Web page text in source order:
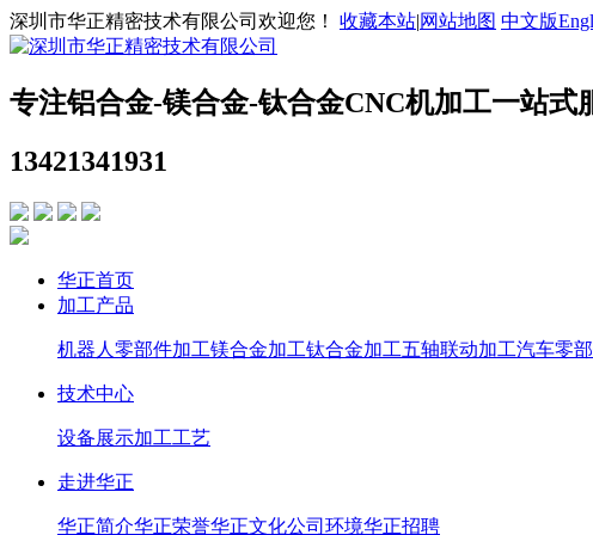
深圳市华正精密技术有限公司欢迎您！ 收藏本站|网站地图 中文版
专注铝合金-镁合金-钛合金CNC机加工一站式
13421341931
华正首页
加工产品
机器人零部件加工镁合金加工钛合金加工五轴联动加工汽车零
技术中心
设备展示加工工艺
走进华正
华正简介华正荣誉华正文化公司环境华正招聘